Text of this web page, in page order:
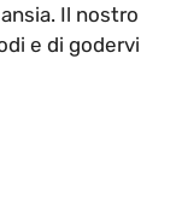
Il nostro
e di godervi